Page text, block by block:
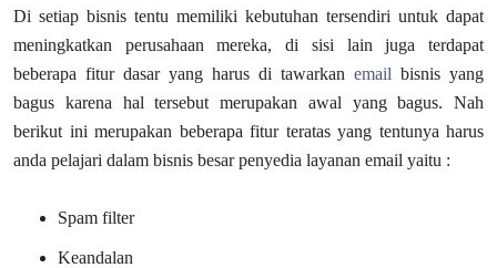
Di setiap bisnis tentu memiliki kebutuhan tersendiri untuk dapat
meningkatkan perusahaan mereka, di sisi lain juga terdapat
beberapa fitur dasar yang harus di tawarkan email bisnis yang
bagus karena hal tersebut merupakan awal yang bagus. Nah
berikut ini merupakan beberapa fitur teratas yang tentunya harus
anda pelajari dalam bisnis besar penyedia layanan email yaitu :
Spam filter
Keandalan